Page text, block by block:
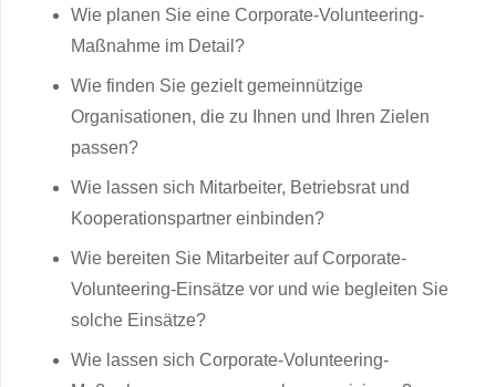
Wie planen Sie eine Corporate-Volunteering-
Maßnahme im Detail?
Wie finden Sie gezielt gemeinnützige
Organisationen, die zu Ihnen und Ihren Zielen
passen?
Wie lassen sich Mitarbeiter, Betriebsrat und
Kooperationspartner einbinden?
Wie bereiten Sie Mitarbeiter auf Corporate-
Volunteering-Einsätze vor und wie begleiten Sie
solche Einsätze?
Wie lassen sich Corporate-Volunteering-